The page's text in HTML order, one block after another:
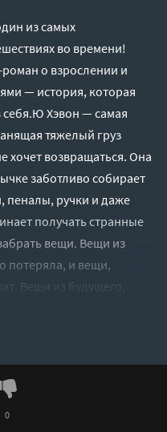
из самых
во времени!
о взрослении и
— история, которая
себя.Ю Хэвон — самая
тяжелый груз
хочет возвращаться. Она
заботливо собирает
пеналы, ручки и даже
получать странные
вещи. Вещи из
потеряла, и вещи,
Вещи из будущего,
Сумеет ли она
стать
0